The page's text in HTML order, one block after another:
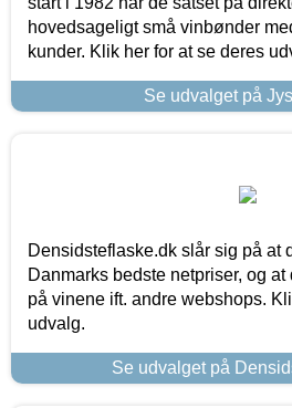
hovedsageligt små vinbønder
kunder. Klik her for at se deres
Se udvalget på
Densidsteflaske.dk slår sig på at
Danmarks bedste netpriser, og
på vinene ift. andre webshops.
udvalg.
Se udvalget på